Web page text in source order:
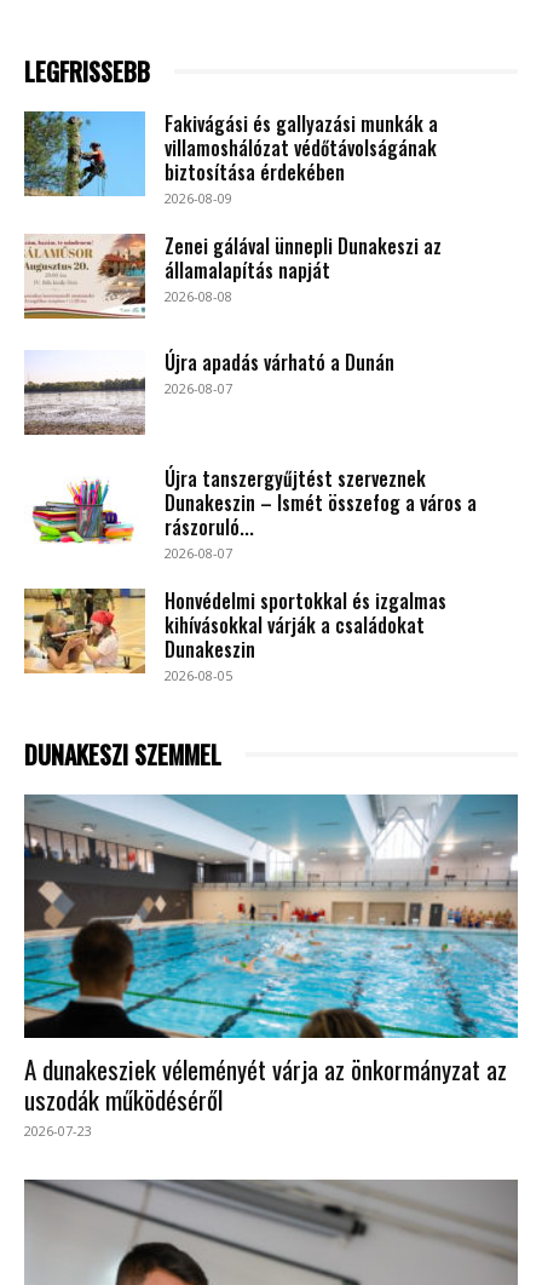
LEGFRISSEBB
Fakivágási és gallyazási munkák a
villamoshálózat védőtávolságának
biztosítása érdekében
2026-08-09
Zenei gálával ünnepli Dunakeszi az
államalapítás napját
2026-08-08
Újra apadás várható a Dunán
2026-08-07
Újra tanszergyűjtést szerveznek
Dunakeszin – Ismét összefog a város a
rászoruló...
2026-08-07
Honvédelmi sportokkal és izgalmas
kihívásokkal várják a családokat
Dunakeszin
2026-08-05
DUNAKESZI SZEMMEL
A dunakesziek véleményét várja az önkormányzat az
uszodák működéséről
2026-07-23